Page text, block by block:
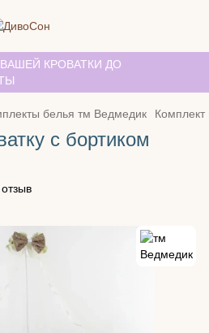
КРОВАТКИ ДО
белья тм Ведмедик Комплект
с бортиком